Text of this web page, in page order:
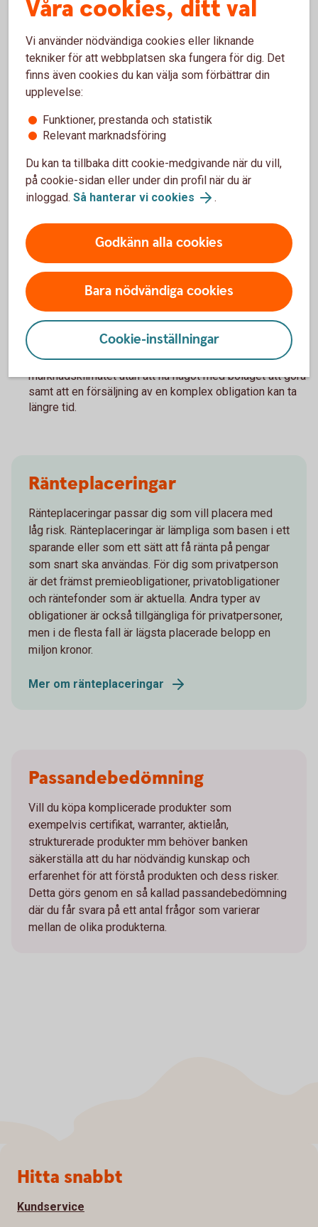
obligationer
Fördelar
Erbjuder en bra förutsägbarhet för kapitalbevaring/
återbetalning av nominellt belopp samt
ränteutbetalningar.
räntan/räntemarginalen bli mer förutsägbar.
Du kan alltid sälja av obligationen under löptiden till
rådande marknadskurs.
Nackdelar
Finns risk att ”call” kan utnyttjas i förtid eller senare och
därmed påverka avkastningen.
En försäljning innan förfallodagen kan resultera i förlust
om obligationen säljs till en lägre kurs än
anskaffningskursen. Kursförlust kan helt eller delvis
kompenseras av tidigare utbetalda kuponger.
Marknadsvärdet kan påverkas av allmänna
marknadsklimatet utan att ha något med bolaget att göra
samt att en försäljning av en komplex obligation kan ta
längre tid.
Ränteplaceringar
Ränteplaceringar passar dig som vill placera med
låg risk. Ränteplaceringar är lämpliga som basen i ett
sparande eller som ett sätt att få ränta på pengar
som snart ska användas. För dig som privatperson
är det främst premieobligationer, privatobligationer
och räntefonder som är aktuella. Andra typer av
obligationer är också tillgängliga för privatpersoner,
men i de flesta fall är lägsta placerade belopp en
miljon kronor.
Mer om ränteplaceringar
Passandebedömning
Vill du köpa komplicerade produkter som
exempelvis certifikat, warranter, aktielån,
strukturerade produkter mm behöver banken
säkerställa att du har nödvändig kunskap och
erfarenhet för att förstå produkten och dess risker.
Detta görs genom en så kallad passandebedömning
där du får svara på ett antal frågor som varierar
mellan de olika produkterna.
Våra cookies, ditt val
Vi använder nödvändiga cookies eller liknande
tekniker för att webbplatsen ska fungera för dig. Det
finns även cookies du kan välja som förbättrar din
upplevelse:
Funktioner, prestanda och statistik
Relevant marknadsföring
Du kan ta tillbaka ditt cookie-medgivande när du vill,
på cookie-sidan eller under din profil när du är
inloggad. Så hanterar vi cookies .
Godkänn alla cookies
Bara nödvändiga cookies
Cookie-inställningar
Sidfot
Hitta snabbt
Kundservice